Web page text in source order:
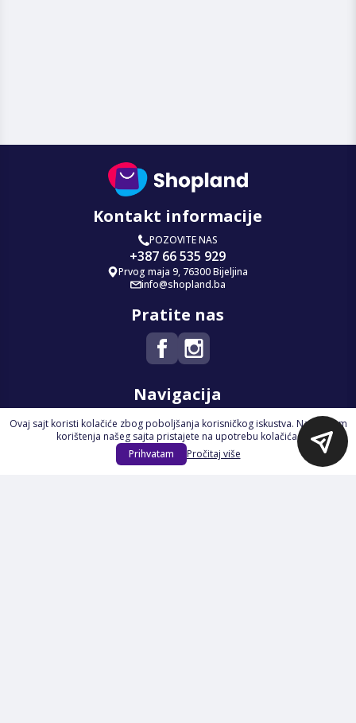
Kontakt informacije
POZOVITE NAS
+387 66 535 929
Prvog maja 9, 76300 Bijeljina
info@shopland.ba
Pratite nas
Navigacija
Početna
Na Akciji
Izdvajamo
Ovaj sajt koristi kolačiće zbog poboljšanja korisničkog iskustva. Nastavkom
korištenja našeg sajta pristajete na upotrebu kolačića.
Prihvatam
Pročitaj više